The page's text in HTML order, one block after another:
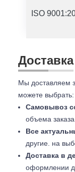
ISO
Доставка
Мы доставляем
можете выбрать:
Самовывоз
объема заказа.
Все
другие. на
Доставка в
оформлении